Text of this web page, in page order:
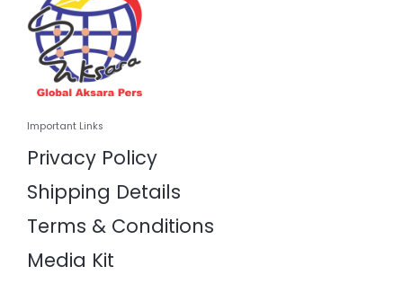
Important Links
Privacy Policy
Shipping Details
Terms & Conditions
Media Kit